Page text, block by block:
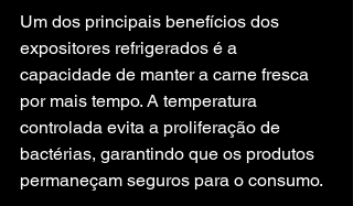
Um dos principais benefícios dos
expositores refrigerados é a
capacidade de manter a carne fresca
por mais tempo. A temperatura
controlada evita a proliferação de
bactérias, garantindo que os produtos
permaneçam seguros para o consumo.